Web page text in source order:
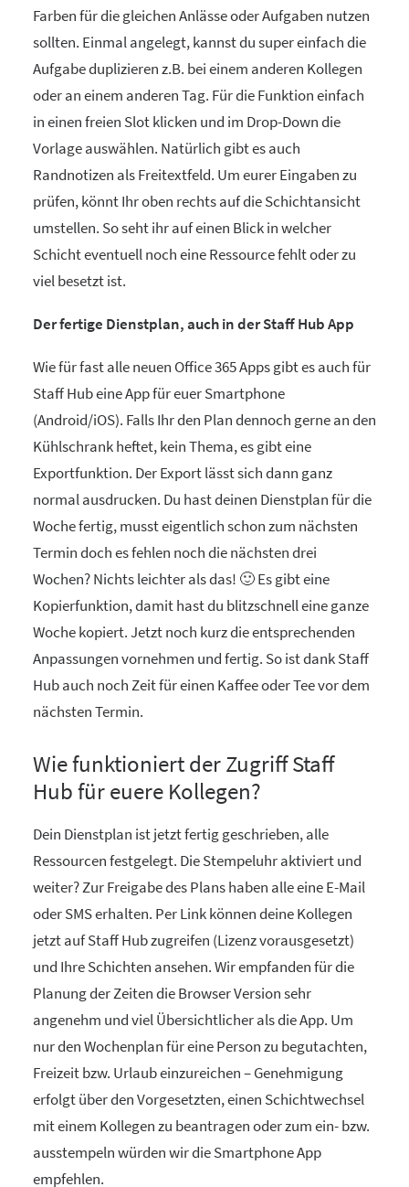
Farben für die gleichen Anlässe oder Aufgaben nutzen
sollten. Einmal angelegt, kannst du super einfach die
Aufgabe duplizieren z.B. bei einem anderen Kollegen
oder an einem anderen Tag. Für die Funktion einfach
in einen freien Slot klicken und im Drop-Down die
Vorlage auswählen. Natürlich gibt es auch
Randnotizen als Freitextfeld. Um eurer Eingaben zu
prüfen, könnt Ihr oben rechts auf die Schichtansicht
umstellen. So seht ihr auf einen Blick in welcher
Schicht eventuell noch eine Ressource fehlt oder zu
viel besetzt ist.
Der fertige Dienstplan, auch in der Staff Hub App
Wie für fast alle neuen Office 365 Apps gibt es auch für
Staff Hub eine App für euer Smartphone
(Android/iOS). Falls Ihr den Plan dennoch gerne an den
Kühlschrank heftet, kein Thema, es gibt eine
Exportfunktion. Der Export lässt sich dann ganz
normal ausdrucken. Du hast deinen Dienstplan für die
Woche fertig, musst eigentlich schon zum nächsten
Termin doch es fehlen noch die nächsten drei
Wochen? Nichts leichter als das! 🙂 Es gibt eine
Kopierfunktion, damit hast du blitzschnell eine ganze
Woche kopiert. Jetzt noch kurz die entsprechenden
Anpassungen vornehmen und fertig. So ist dank Staff
Hub auch noch Zeit für einen Kaffee oder Tee vor dem
nächsten Termin.
Wie funktioniert der Zugriff Staff
Hub für euere Kollegen?
Dein Dienstplan ist jetzt fertig geschrieben, alle
Ressourcen festgelegt. Die Stempeluhr aktiviert und
weiter? Zur Freigabe des Plans haben alle eine E-Mail
oder SMS erhalten. Per Link können deine Kollegen
jetzt auf Staff Hub zugreifen (Lizenz vorausgesetzt)
und Ihre Schichten ansehen. Wir empfanden für die
Planung der Zeiten die Browser Version sehr
angenehm und viel Übersichtlicher als die App. Um
nur den Wochenplan für eine Person zu begutachten,
Freizeit bzw. Urlaub einzureichen – Genehmigung
erfolgt über den Vorgesetzten, einen Schichtwechsel
mit einem Kollegen zu beantragen oder zum ein- bzw.
ausstempeln würden wir die Smartphone App
empfehlen.